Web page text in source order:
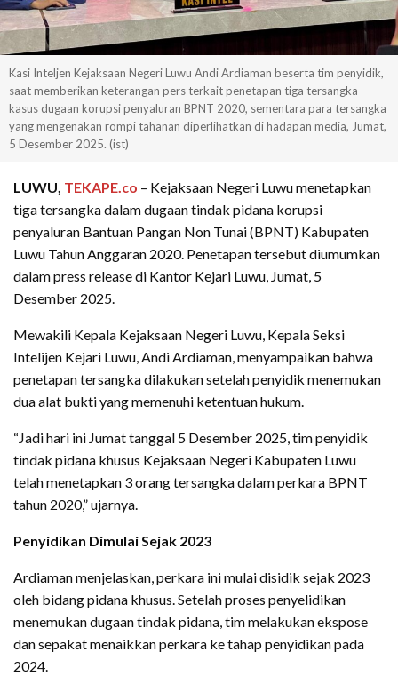
Kasi Inteljen Kejaksaan Negeri Luwu Andi Ardiaman beserta tim penyidik,
saat memberikan keterangan pers terkait penetapan tiga tersangka
kasus dugaan korupsi penyaluran BPNT 2020, sementara para tersangka
yang mengenakan rompi tahanan diperlihatkan di hadapan media, Jumat,
5 Desember 2025. (ist)
LUWU, TEKAPE.co – Kejaksaan Negeri Luwu menetapkan
tiga tersangka dalam dugaan tindak pidana korupsi
penyaluran Bantuan Pangan Non Tunai (BPNT) Kabupaten
Luwu Tahun Anggaran 2020. Penetapan tersebut diumumkan
dalam press release di Kantor Kejari Luwu, Jumat, 5
Desember 2025.
Mewakili Kepala Kejaksaan Negeri Luwu, Kepala Seksi
Intelijen Kejari Luwu, Andi Ardiaman, menyampaikan bahwa
penetapan tersangka dilakukan setelah penyidik menemukan
dua alat bukti yang memenuhi ketentuan hukum.
“Jadi hari ini Jumat tanggal 5 Desember 2025, tim penyidik
tindak pidana khusus Kejaksaan Negeri Kabupaten Luwu
telah menetapkan 3 orang tersangka dalam perkara BPNT
tahun 2020,” ujarnya.
Penyidikan Dimulai Sejak 2023
Ardiaman menjelaskan, perkara ini mulai disidik sejak 2023
oleh bidang pidana khusus. Setelah proses penyelidikan
menemukan dugaan tindak pidana, tim melakukan ekspose
dan sepakat menaikkan perkara ke tahap penyidikan pada
2024.